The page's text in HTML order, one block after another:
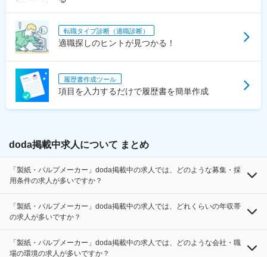
転職タイプ診断（適職診断）
適職探しのヒントが見つかる！
履歴書作成ツール
項目を入力するだけで履歴書を簡単作成
doda掲載中求人について まとめ
「製紙・パルプメーカー」doda掲載中の求人では、どのような募集・採
用条件の求人が多いですか？
「製紙・パルプメーカー」doda掲載中の求人では、どれくらいの年収帯
の求人が多いですか？
「製紙・パルプメーカー」doda掲載中の求人では、どのような会社・職
場の環境の求人が多いですか？